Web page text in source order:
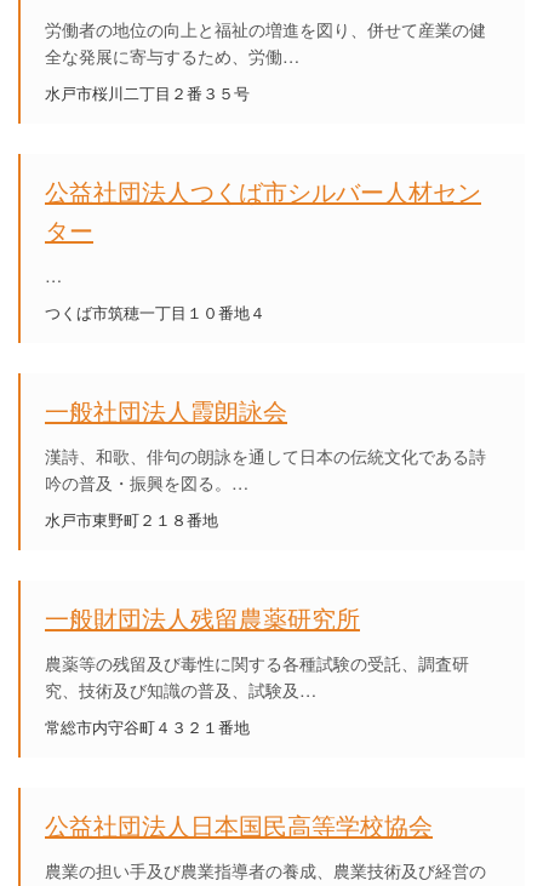
労働者の地位の向上と福祉の増進を図り、併せて産業の健
全な発展に寄与するため、労働…
水戸市桜川二丁目２番３５号
公益社団法人つくば市シルバー人材セン
ター
…
つくば市筑穂一丁目１０番地４
一般社団法人霞朗詠会
漢詩、和歌、俳句の朗詠を通して日本の伝統文化である詩
吟の普及・振興を図る。…
水戸市東野町２１８番地
一般財団法人残留農薬研究所
農薬等の残留及び毒性に関する各種試験の受託、調査研
究、技術及び知識の普及、試験及…
常総市内守谷町４３２１番地
公益社団法人日本国民高等学校協会
農業の担い手及び農業指導者の養成、農業技術及び経営の